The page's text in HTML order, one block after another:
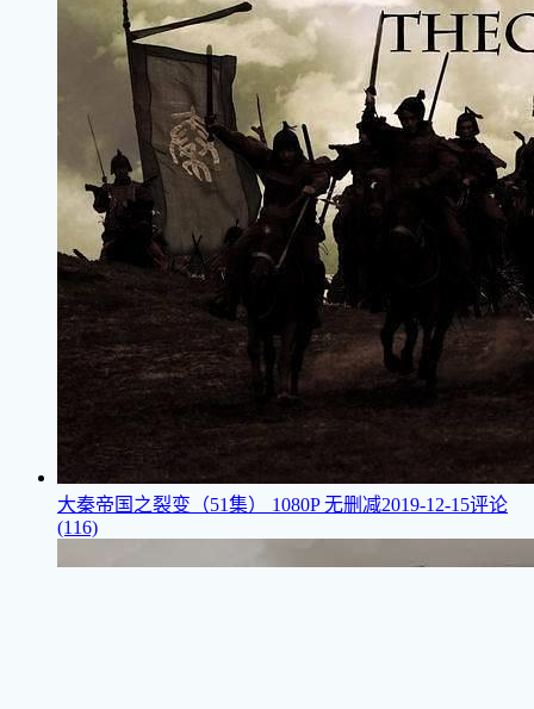
大秦帝国之裂变（51集） 1080P 无删减2019-12-15评论
(116)